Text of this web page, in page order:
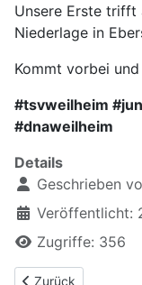
Unsere Erste trifft
Niederlage in
Kommt vorbei
#tsvweilheim
#dnaweilheim
Details
Geschrieben
Veröffentlicht:
Zugriffe: 356
Vorheriger Beitrag:
Zurück